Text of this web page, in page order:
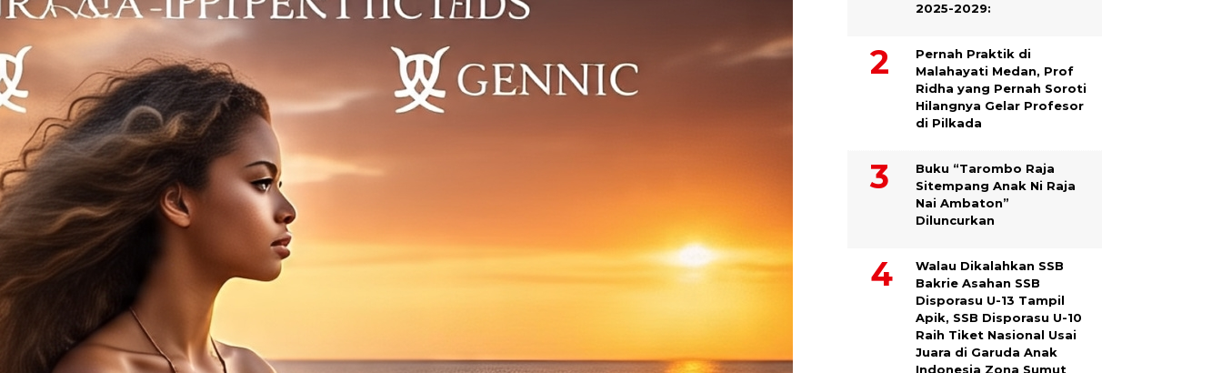
2025-2029:
Pernah Praktik di
Malahayati Medan, Prof
Ridha yang Pernah Soroti
Hilangnya Gelar Profesor
di Pilkada
Buku “Tarombo Raja
Sitempang Anak Ni Raja
Nai Ambaton”
Diluncurkan
Walau Dikalahkan SSB
Bakrie Asahan SSB
Disporasu U-13 Tampil
Apik, SSB Disporasu U-10
Raih Tiket Nasional Usai
Juara di Garuda Anak
Indonesia Zona Sumut